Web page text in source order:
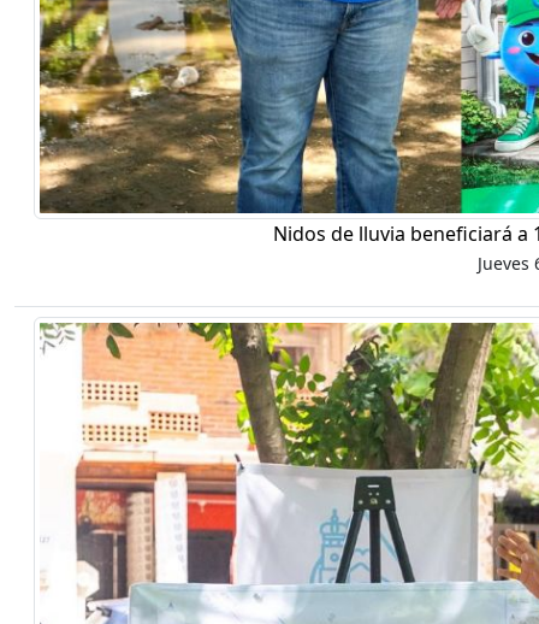
Nidos de lluvia beneficiará a
Jueves